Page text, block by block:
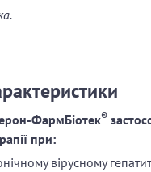
ФармБіотек®
при:
вірусному